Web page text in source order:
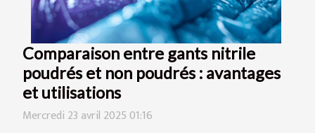
Comparaison entre gants nitrile
poudrés et non poudrés : avantages
et utilisations
Mercredi 23 avril 2025 01:16